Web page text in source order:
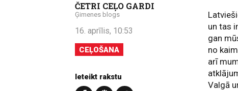
ČETRI CEĻO GARDI
Ģimenes blogs
16. aprīlis, 10:53
CEĻOŠANA
Ieteikt rakstu
un tas
gan
no
arī
Valgā